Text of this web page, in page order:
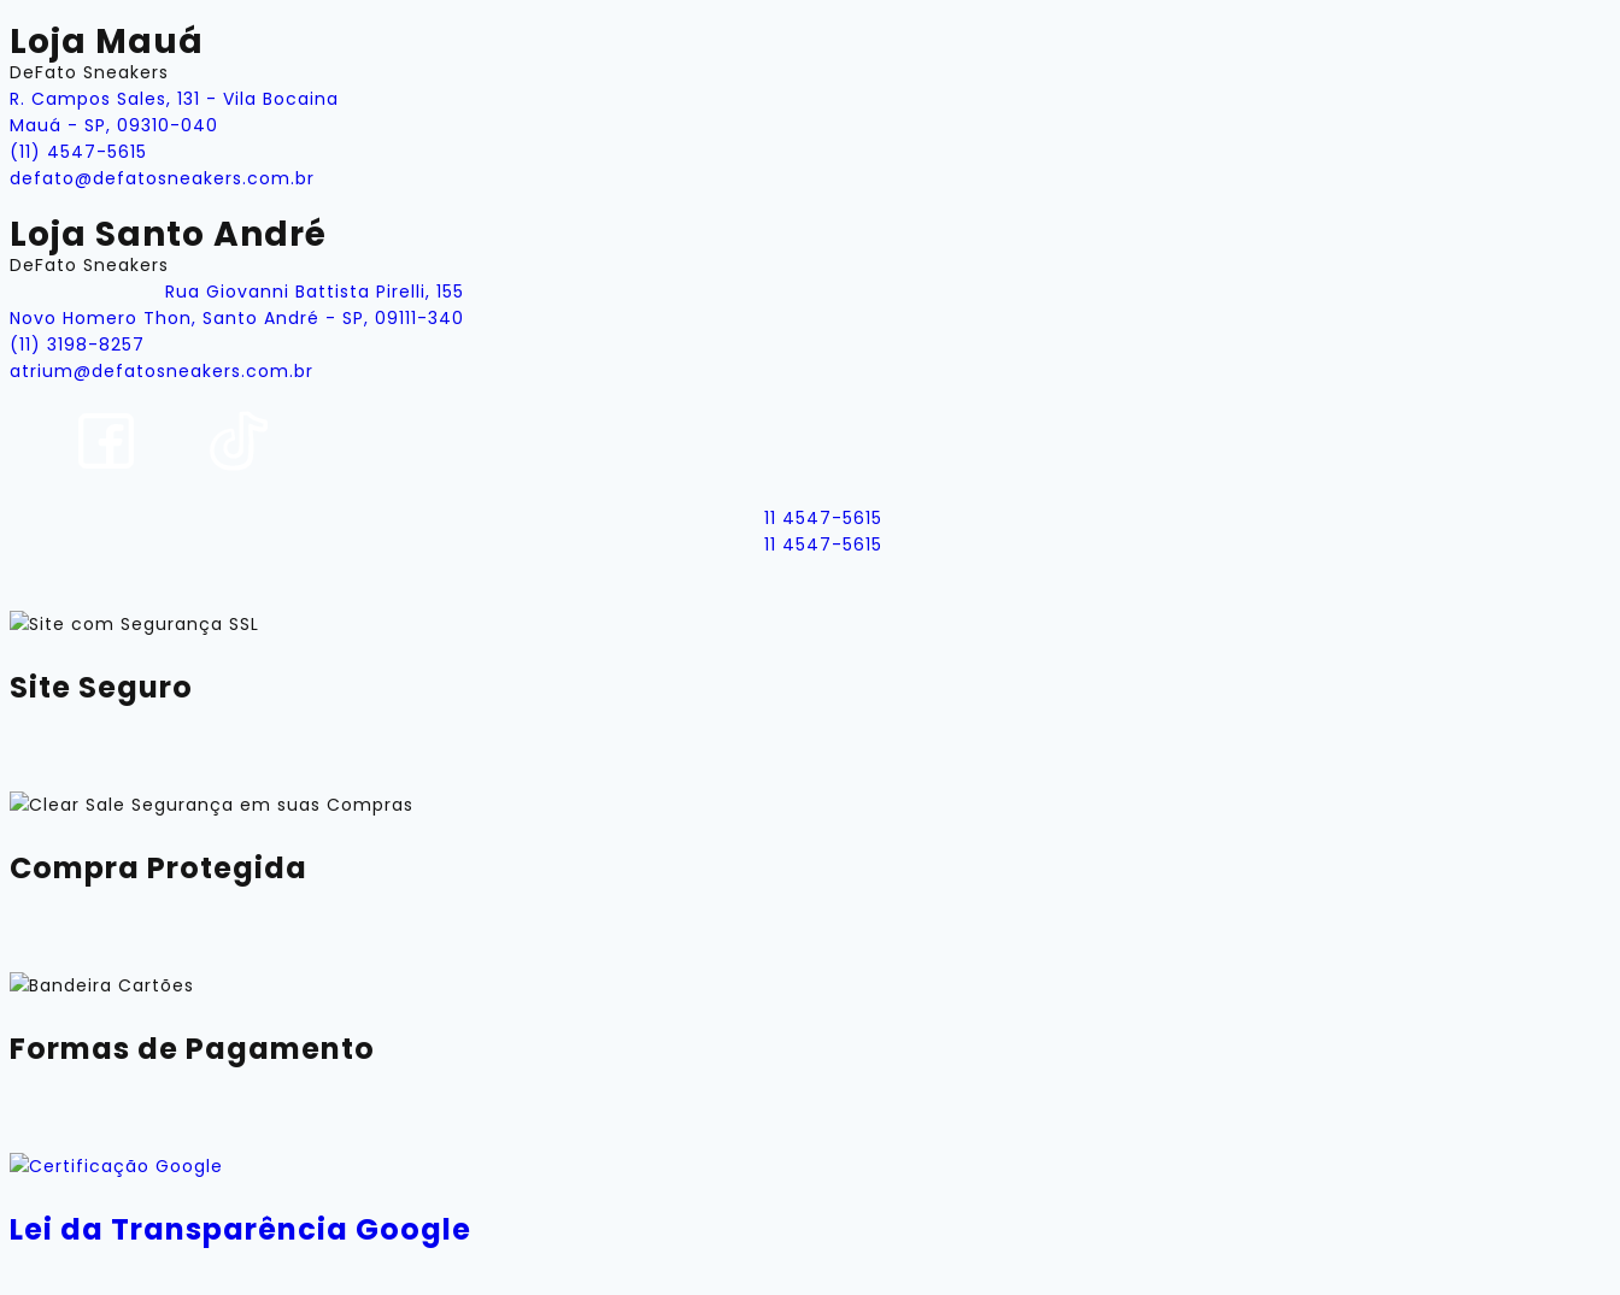
Loja Mauá
DeFato Sneakers
R. Campos Sales, 131 - Vila Bocaina
Mauá - SP, 09310-040
(11) 4547-5615
defato@defatosneakers.com.br
Loja Santo André
DeFato Sneakers
Rua Giovanni Battista Pirelli, 155
Novo Homero Thon, Santo André - SP, 09111-340
(11) 3198-8257
atrium@defatosneakers.com.br
11 4547-5615
11 4547-5615
Site Seguro
Compra Protegida
Formas de Pagamento
Lei da Transparência Google